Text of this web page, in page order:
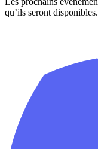
qu’ils seront disponibles.